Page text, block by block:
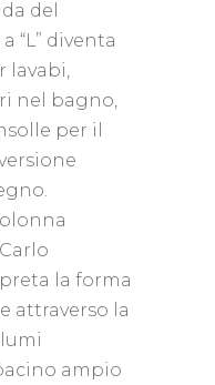
del
“L” diventa
lavabi,
nel bagno,
per il
la forma
attraverso la
ampio